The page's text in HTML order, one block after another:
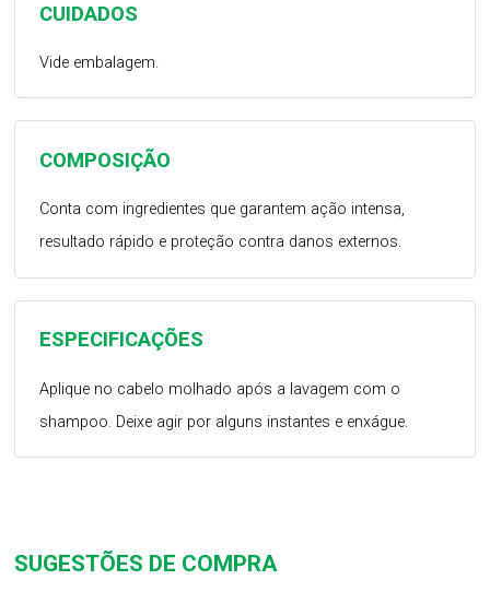
ESPECIFICAÇÕES
Aplique no cabelo molhado após a lavagem com o
shampoo. Deixe agir por alguns instantes e enxágue.
COMPOSIÇÃO
Conta com ingredientes que garantem ação intensa,
resultado rápido e proteção contra danos externos.
CUIDADOS
Vide embalagem.
SUGESTÕES DE COMPRA